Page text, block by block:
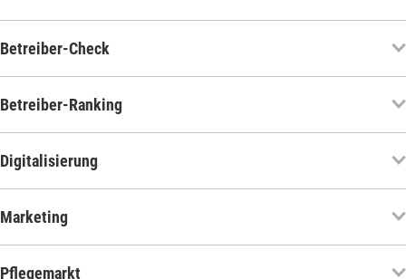
Betreiber-Check
Betreiber-Ranking
Digitalisierung
Marketing
Pflegemarkt